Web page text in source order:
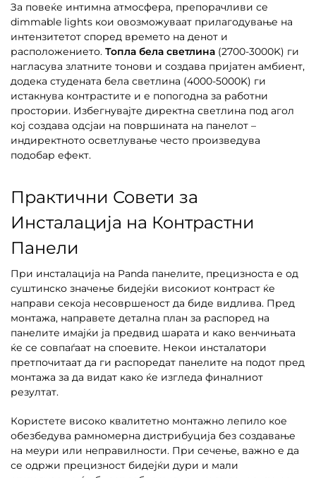
За повеќе интимна атмосфера, препорачливи се
dimmable lights кои овозможуваат прилагодување на
интензитетот според времето на денот и
расположението. Топла бела светлина (2700-3000K) ги
нагласува златните тонови и создава пријатен амбиент,
додека студената бела светлина (4000-5000K) ги
истакнува контрастите и е попогодна за работни
простории. Избегнувајте директна светлина под агол
кој создава одсјаи на површината на панелот –
индиректното осветлување често произведува
подобар ефект.
Практични Совети за
Инсталација на Контрастни
Панели
При инсталација на Panda панелите, прецизноста е од
суштинско значење бидејќи високиот контраст ќе
направи секоја несовршеност да биде видлива. Пред
монтажа, направете детална план за распоред на
панелите имајќи ја предвид шарата и како венчињата
ќе се совпаѓаат на споевите. Некои инсталатори
претпочитаат да ги распоредат панелите на подот пред
монтажа за да видат како ќе изгледа финалниот
резултат.
Користете високо квалитетно монтажно лепило кое
обезбедува рамномерна дистрибуција без создавање
на меури или неправилности. При сечење, важно е да
се одржи прецизност бидејќи дури и мали